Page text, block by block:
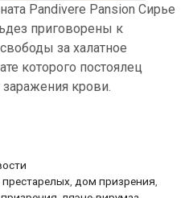
Pandivere Pansion Сирье
приговорены к
за халатное
которого постоялец
заражения крови.
дом призрения